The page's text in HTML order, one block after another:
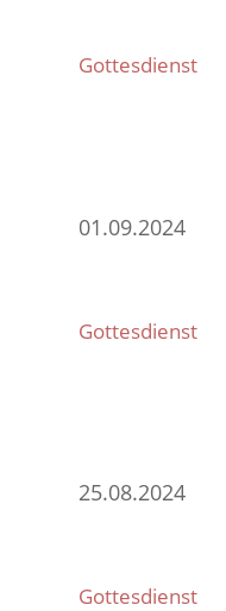
Gottesdienst
01.09.2024
Gottesdienst
25.08.2024
Gottesdienst